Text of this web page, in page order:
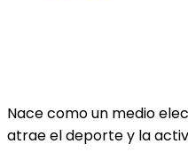
Nace como un medio
atrae el deporte y la